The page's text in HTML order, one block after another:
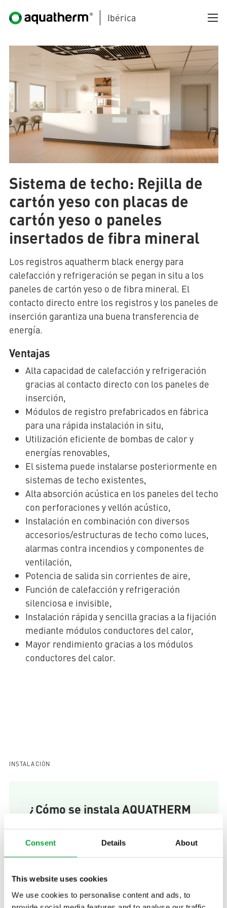
Consent Details About
This website uses cookies
We use cookies to personalise content and ads, to
Ibérica
AQUATHERM BLACK
AQUATHERM BLUE
AQUATHERM GREEN
AQUATHERM RED
AQUATHERM ENERGY
AQUATHERM SERVICES
Póngase
en
con
nosotros
Encontrar
internacionales
planificación
Descargas
Sistema de techo: Rejilla de
cartón yeso con placas de
cartón yeso o paneles
insertados de fibra mineral
Los registros aquatherm black energy para
calefacción y refrigeración se pegan in situ a los
paneles de cartón yeso o de fibra mineral. El
contacto directo entre los registros y los paneles de
inserción garantiza una buena transferencia de
energía.
Ventajas
Alta capacidad de calefacción y refrigeración
gracias al contacto directo con los paneles de
inserción,
Módulos de registro prefabricados en fábrica
para una rápida instalación in situ,
Utilización eficiente de bombas de calor y
energías renovables,
El sistema puede instalarse posteriormente en
sistemas de techo existentes,
Alta absorción acústica en los paneles del techo
con perforaciones y vellón acústico,
Instalación en combinación con diversos
accesorios/estructuras de techo como luces,
alarmas contra incendios y componentes de
ventilación,
Potencia de salida sin corrientes de aire,
Función de calefacción y refrigeración
silenciosa e invisible,
Instalación rápida y sencilla gracias a la fijación
mediante módulos conductores del calor,
Mayor rendimiento gracias a los módulos
conductores del calor.
INSTALACIÓN
¿Cómo se instala AQUATHERM
Dependiendo del tipo de registro, los
elementos individuales se conectan entre
sí o a la tubería mediante soldadura o